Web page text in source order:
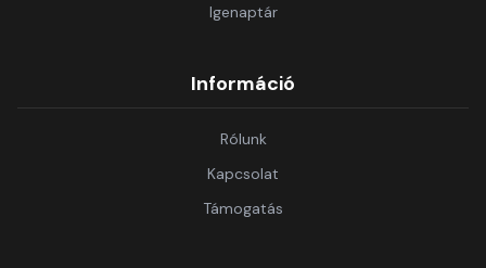
Igenaptár
Információ
Rólunk
Kapcsolat
Támogatás